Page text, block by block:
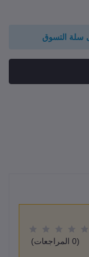
سلة التسوق
(0 المراجعات)